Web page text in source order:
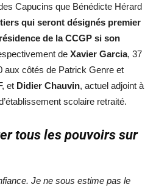
Capucins que Bénédicte Hérard
qui seront désignés premier
de la CCGP si son
de Xavier Garcia, 37
aux côtés de Patrick Genre et
et Didier Chauvin, actuel adjoint à
scolaire retraité.
tous les pouvoirs sur
Je ne sous estime pas le